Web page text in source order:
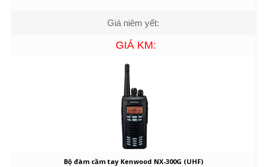
Giá niêm yết:
GIÁ KM:
Bộ đàm cầm tay Kenwood NX-300G (UHF)